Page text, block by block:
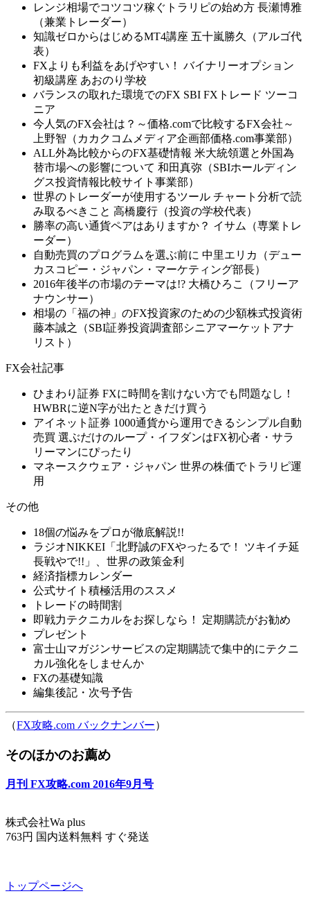
レンジ相場でコツコツ稼ぐトラリピの始め方 長瀬博雅
（兼業トレーダー）
知識ゼロからはじめるMT4講座 五十嵐勝久（アルゴ代
表）
FXよりも利益をあげやすい！ バイナリーオプション
初級講座 あおのり学校
バランスの取れた環境でのFX SBI FXトレード ツーコ
ニア
今人気のFX会社は？～価格.comで比較するFX会社～
上野智（カカクコムメディア企画部価格.com事業部）
ALL外為比較からのFX基礎情報 米大統領選と外国為
替市場への影響について 和田真弥（SBIホールディン
グス投資情報比較サイト事業部）
世界のトレーダーが使用するツール チャート分析で読
み取るべきこと 高橋慶行（投資の学校代表）
勝率の高い通貨ペアはありますか？ イサム（専業トレ
ーダー）
自動売買のプログラムを選ぶ前に 中里エリカ（デュー
カスコピー・ジャパン・マーケティング部長）
2016年後半の市場のテーマは!? 大橋ひろこ（フリーア
ナウンサー）
相場の「福の神」のFX投資家のための少額株式投資術
藤本誠之（SBI証券投資調査部シニアマーケットアナ
リスト）
FX会社記事
ひまわり証券 FXに時間を割けない方でも問題なし！
HWBRに逆N字が出たときだけ買う
アイネット証券 1000通貨から運用できるシンプル自動
売買 選ぶだけのループ・イフダンはFX初心者・サラ
リーマンにぴったり
マネースクウェア・ジャパン 世界の株価でトラリピ運
用
その他
18個の悩みをプロが徹底解説!!
ラジオNIKKEI「北野誠のFXやったるで！ ツキイチ延
長戦やで!!」、世界の政策金利
経済指標カレンダー
公式サイト積極活用のススメ
トレードの時間割
即戦力テクニカルをお探しなら！ 定期購読がお勧め
プレゼント
富士山マガジンサービスの定期購読で集中的にテクニ
カル強化をしませんか
FXの基礎知識
編集後記・次号予告
（FX攻略.com バックナンバー）
そのほかのお薦め
月刊 FX攻略.com 2016年9月号
株式会社Wa plus
763円 国内送料無料 すぐ発送
トップページへ